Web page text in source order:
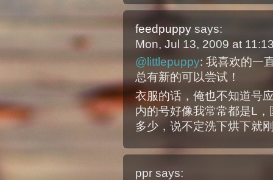
feedpuppy says:
Mon, Jul 13, 2009 at
@littlepuppy: 我喜欢的一
总有新的可以尝试！
衣服的话，俺也不知道号
内的号好像我常常都是L
多少，说不定洗下烘下就
ppr says: